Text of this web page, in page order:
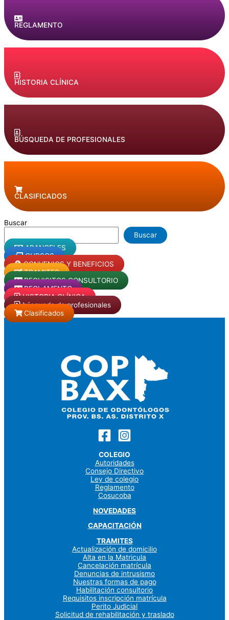
REGLAMENTO
HISTORIA CLÍNICA
BÚSQUEDA DE PROFESIONALES
CLASIFICADOS
Buscar
Buscar
ARANCELES
CURSOS
CONVENIOS Y BENEFICIOS
TRAMITES
REQUISITOS CONSULTORIO
REGLAMENTO
HISTORIA CLÍNICA
búsqueda de profesionales
Clasificados
COLEGIO
Autoridades
Consejo Directivo
Ley de colegio
Reglamento
Cosucoba
NOVEDADES
CAPACITACIÓN
TRAMITES
Actualización de domicilio
Alta en la Matricula
Cancelación matrícula
Denuncias de intrusismo
Nuestras formas de pago
Habilitación consultorio
Requisitos inscripción matrícula
Perito Judicial
Solicitud de rehabilitación y traslado